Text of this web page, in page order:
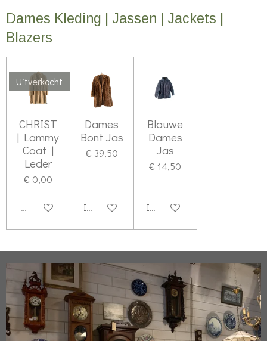
Dames Kleding | Jassen | Jackets |
Blazers
Uitverkocht
CHRIST
| Lammy
Coat |
Leder
€ 0,00
Uitverkocht
Dames
Bont Jas
€ 39,50
In winkelwagen
Blauwe
Dames
Jas
€ 14,50
In winkelwagen